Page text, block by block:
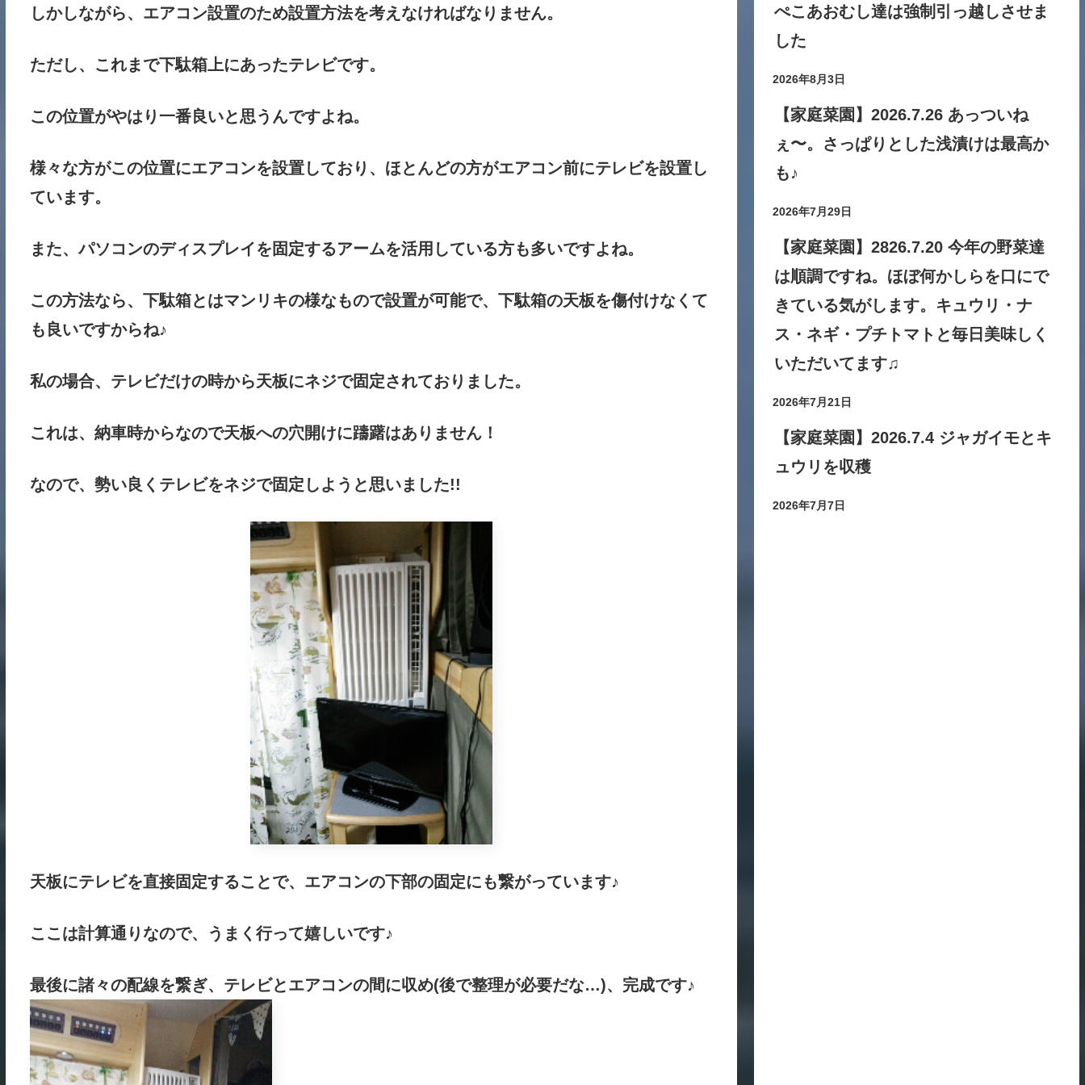
しかしながら、エアコン設置のため設置方法を考えなければなりません。
ただし、これまで下駄箱上にあったテレビです。
この位置がやはり一番良いと思うんですよね。
様々な方がこの位置にエアコンを設置しており、ほとんどの方がエアコン前にテレビを設置し
ています。
また、パソコンのディスプレイを固定するアームを活用している方も多いですよね。
この方法なら、下駄箱とはマンリキの様なもので設置が可能で、下駄箱の天板を傷付けなくて
も良いですからね♪
私の場合、テレビだけの時から天板にネジで固定されておりました。
これは、納車時からなので天板への穴開けに躊躇はありません！
なので、勢い良くテレビをネジで固定しようと思いました!!
天板にテレビを直接固定することで、エアコンの下部の固定にも繋がっています♪
ここは計算通りなので、うまく行って嬉しいです♪
最後に諸々の配線を繋ぎ、テレビとエアコンの間に収め(後で整理が必要だな…)、完成です♪
ぺこあおむし達は強制引っ越しさせま
した
2026年8月3日
【家庭菜園】2026.7.26 あっついね
ぇ〜。さっぱりとした浅漬けは最高か
も♪
2026年7月29日
【家庭菜園】2826.7.20 今年の野菜達
は順調ですね。ほぼ何かしらを口にで
きている気がします。キュウリ・ナ
ス・ネギ・プチトマトと毎日美味しく
いただいてます♫
2026年7月21日
【家庭菜園】2026.7.4 ジャガイモとキ
ュウリを収穫
2026年7月7日